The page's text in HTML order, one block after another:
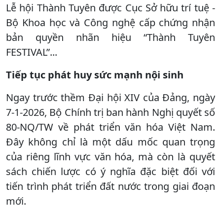
Lễ hội Thành Tuyên được Cục Sở hữu trí tuệ -
Bộ Khoa học và Công nghệ cấp chứng nhận
bản quyền nhãn hiệu “Thành Tuyên
FESTIVAL”...
Tiếp tục phát huy sức mạnh nội sinh
Ngay trước thềm Đại hội XIV của Đảng, ngày
7-1-2026, Bộ Chính trị ban hành Nghị quyết số
80-NQ/TW về phát triển văn hóa Việt Nam.
Đây không chỉ là một dấu mốc quan trọng
của riêng lĩnh vực văn hóa, mà còn là quyết
sách chiến lược có ý nghĩa đặc biệt đối với
tiến trình phát triển đất nước trong giai đoạn
mới.